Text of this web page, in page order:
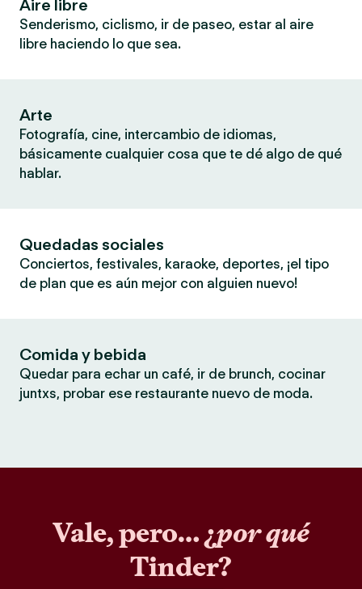
Aire libre
Senderismo, ciclismo, ir de paseo, estar al aire
libre haciendo lo que sea.
Arte
Fotografía, cine, intercambio de idiomas,
básicamente cualquier cosa que te dé algo de qué
hablar.
Quedadas sociales
Conciertos, festivales, karaoke, deportes, ¡el tipo
de plan que es aún mejor con alguien nuevo!
Comida y bebida
Quedar para echar un café, ir de brunch, cocinar
juntxs, probar ese restaurante nuevo de moda.
Vale, pero… ¿por qué
Tinder?